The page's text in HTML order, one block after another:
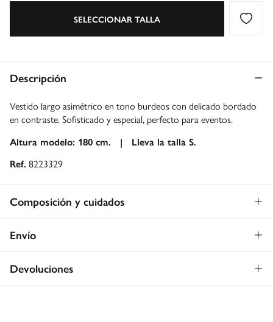
SELECCIONAR TALLA
Descripción
Vestido largo asimétrico en tono burdeos con delicado bordado
en contraste. Sofisticado y especial, perfecto para eventos.
Altura modelo: 180 cm. | Lleva la talla S.
Ref. 8223329
Composición y cuidados
Composición
Envío
Envío a tienda: 2-5 días. Gratis
* Toda la República Mexicana.
Devoluciones